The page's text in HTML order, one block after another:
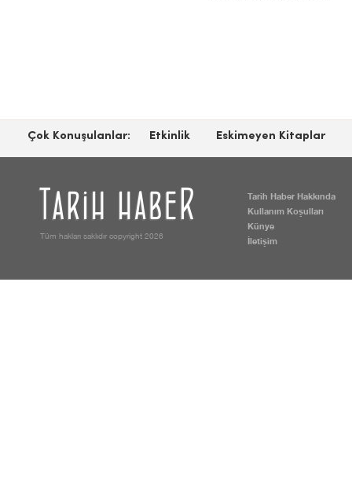
Çok Konuşulanlar: Etkinlik Eskimeyen Kitaplar
Tarih Haber Hakkında
Kullanım Koşulları
Künye
İletişim
Tüm hakları saklıdır copyright 2026